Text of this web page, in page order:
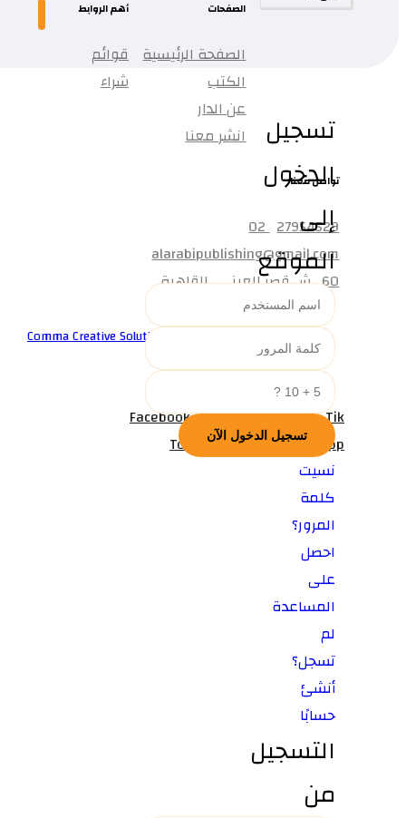
الصفحات
الصفحة الرئيسية
الكتب
عن الدار
انشر معنا
أهم الروابط
قوائم
شراء
تواصل معنا
27954529 02
alarabipublishing@gmail.com
60 ش قصر العيني , القاهرة
© جميع الحقوق محفوظة لشركه
Facebook Twitter Youtub Tik
Tok
Snapchat WhatsApp
تسجيل
الدخول
إلى
الموقع
نسيت
كلمة
المرور؟
احصل
على
المساعدة
لم
تسجل؟
أنشئ
حسابًا
التسجيل
من